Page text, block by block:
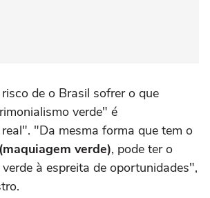
de o Brasil sofrer o que
verde" é
"Da mesma forma que tem o
verde), pode ter o
à espreita de oportunidades",